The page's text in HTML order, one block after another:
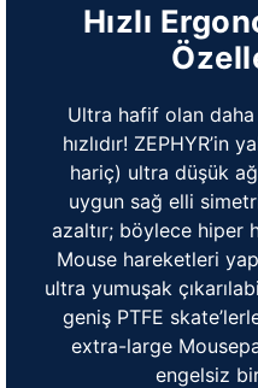
Hızlı
Ultra hafif olan daha
hızlıdır! ZEPHYR’in
hariç) ultra düşük
uygun sağ elli
azaltır; böylece hiper
Mouse hareketleri
ultra yumuşak
geniş PTFE
extra-large
engelsiz